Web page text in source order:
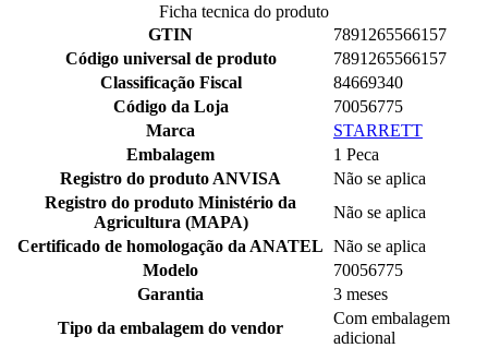
Ficha tecnica do produto
GTIN
7891265566157
Código universal de produto
7891265566157
Classificação Fiscal
84669340
Código da Loja
70056775
Marca
STARRETT
Embalagem
1 Peca
Registro do produto ANVISA
Não se aplica
Registro do produto Ministério da
Agricultura (MAPA)
Não se aplica
Certificado de homologação da ANATEL Não se aplica
Modelo
70056775
Garantia
3 meses
Tipo da embalagem do vendor
Com embalagem
adicional